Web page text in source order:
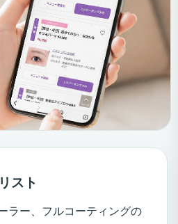
スト
ラー、フルコーティングの